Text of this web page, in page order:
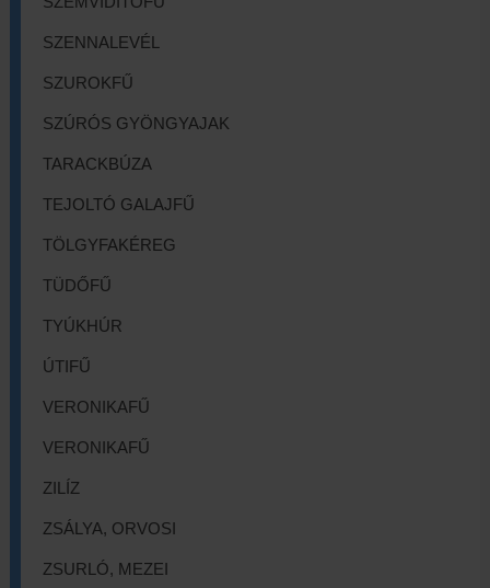
SZENNALEVÉL
SZUROKFŰ
SZÚRÓS GYÖNGYAJAK
TARACKBÚZA
TEJOLTÓ GALAJFŰ
TÖLGYFAKÉREG
TÜDŐFŰ
TYÚKHÚR
ÚTIFŰ
VERONIKAFŰ
VERONIKAFŰ
ZILÍZ
ZSÁLYA, ORVOSI
ZSURLÓ, MEZEI